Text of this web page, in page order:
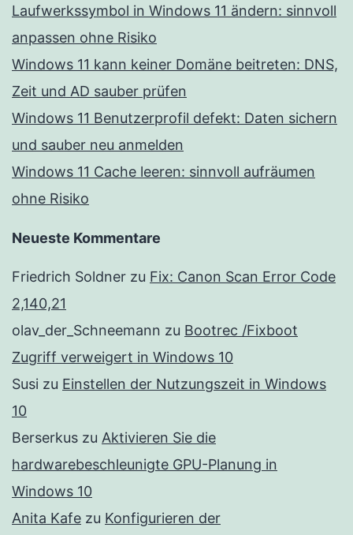
Laufwerkssymbol in Windows 11 ändern: sinnvoll
anpassen ohne Risiko
Windows 11 kann keiner Domäne beitreten: DNS,
Zeit und AD sauber prüfen
Windows 11 Benutzerprofil defekt: Daten sichern
und sauber neu anmelden
Windows 11 Cache leeren: sinnvoll aufräumen
ohne Risiko
Neueste Kommentare
Friedrich Soldner zu Fix: Canon Scan Error Code
2,140,21
olav_der_Schneemann zu Bootrec /Fixboot
Zugriff verweigert in Windows 10
Susi zu Einstellen der Nutzungszeit in Windows
10
Berserkus zu Aktivieren Sie die
hardwarebeschleunigte GPU-Planung in
Windows 10
Anita Kafe zu Konfigurieren der